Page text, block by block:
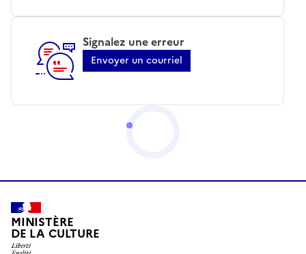
Signalez une erreur
Envoyer un courriel
MINISTÈRE
DE LA CULTURE